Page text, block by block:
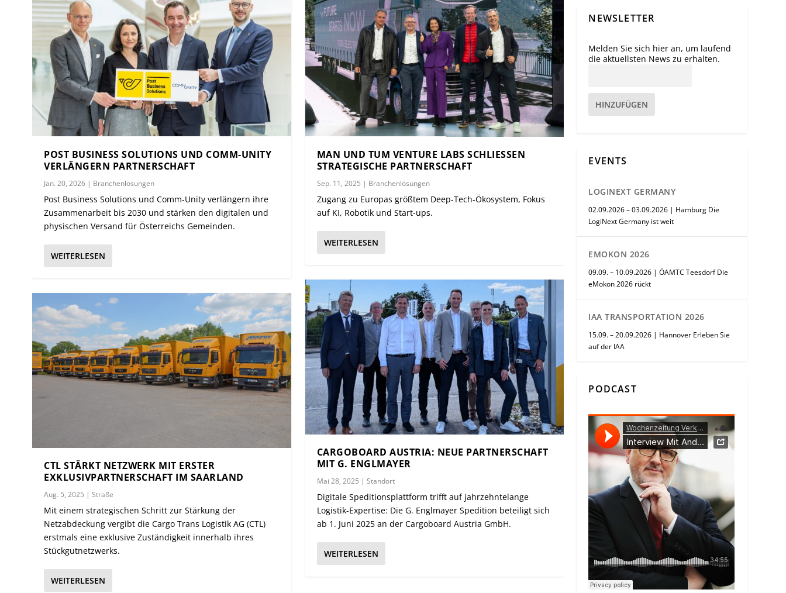
POST BUSINESS SOLUTIONS UND COMM-UNITY
VERLÄNGERN PARTNERSCHAFT
Jan. 20, 2026 | Branchenlösungen
Post Business Solutions und Comm-Unity verlängern ihre
Zusammenarbeit bis 2030 und stärken den digitalen und
physischen Versand für Österreichs Gemeinden.
WEITERLESEN
CTL STÄRKT NETZWERK MIT ERSTER
EXKLUSIVPARTNERSCHAFT IM SAARLAND
Aug. 5, 2025 |Straße
Mit einem strategischen Schritt zur Stärkung der
Netzabdeckung vergibt die Cargo Trans Logistik AG (CTL)
erstmals eine exklusive Zuständigkeit innerhalb ihres
Stückgutnetzwerks.
WEITERLESEN
MAN UND TUM VENTURE LABS SCHLIESSEN S
TRATEGISCHE PARTNERSCHAFT
Sep. 11, 2025 | Branchenlösungen
Zugang zu Europas größtem Deep-Tech-Ökosystem, Fokus
auf KI, Robotik und Start-ups.
WEITERLESEN
CARGOBOARD AUSTRIA: NEUE PARTNERSCHAFT
MIT G. ENGLMAYER
Mai 28, 2025 | Standort
Digitale Speditionsplattform trifft auf jahrzehntelange
Logistik-Expertise: Die G. Englmayer Spedition beteiligt sich
ab 1. Juni 2025 an der Cargoboard Austria GmbH.
WEITERLESEN
NEWSLETTER
Melden Sie sich hier an, um laufend
die aktuellsten News zu erhalten.
HINZUFÜGEN
EVENTS
LOGINEXT GERMANY
02.09.2026 – 03.09.2026 | Hamburg Die
LogiNext Germany ist weit
EMOKON 2026
09.09. – 10.09.2026 | ÖAMTC Teesdorf Die
eMokon 2026 rückt
IAA TRANSPORTATION 2026
15.09. – 20.09.2026 | Hannover Erleben Sie
auf der IAA
PODCAST